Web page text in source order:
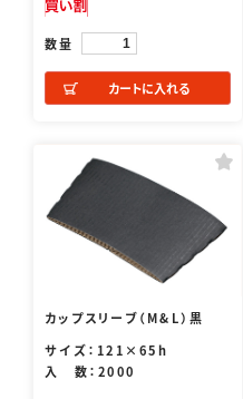
数量
カートに入れる
カップスリーブ（M&L）黒
サイズ：121×65h
入 数：2000